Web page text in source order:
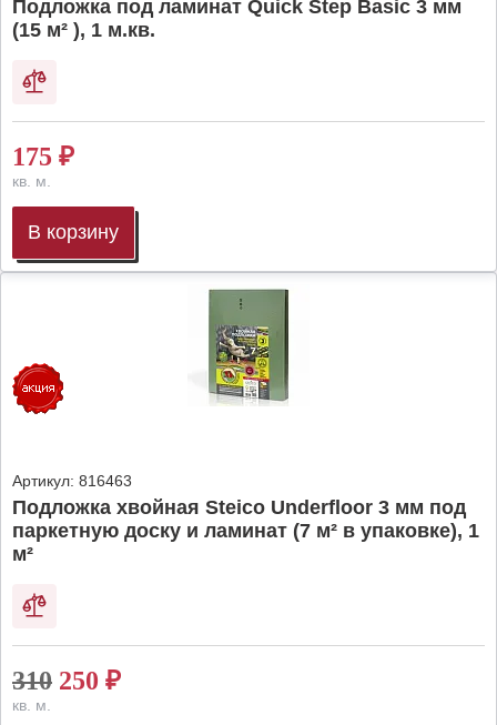
Подложка под ламинат Quick Step Basic 3 мм
(15 м² ), 1 м.кв.
175 ₽
кв. м.
В корзину
Артикул: 816463
Подложка хвойная Steico Underfloor 3 мм под
паркетную доску и ламинат (7 м² в упаковке), 1
м²
310 250 ₽
кв. м.